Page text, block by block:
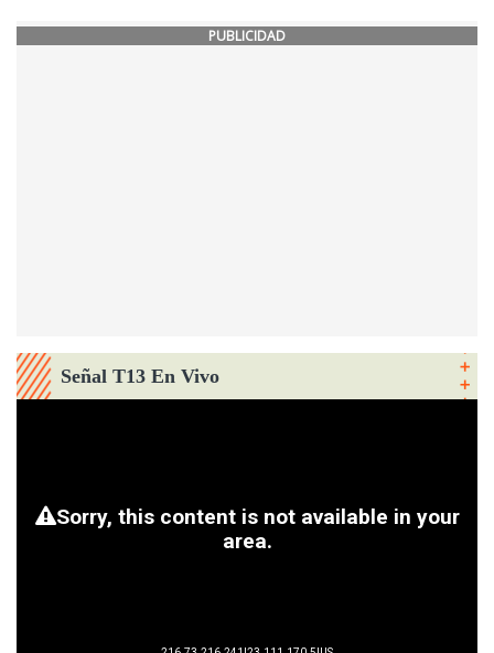
PUBLICIDAD
Señal T13 En Vivo